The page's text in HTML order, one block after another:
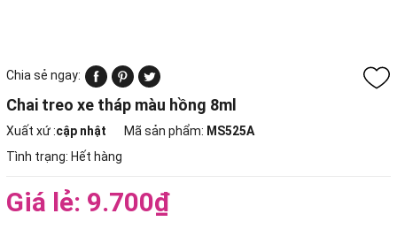
Chia sẻ ngay:
Chai treo xe tháp màu hồng 8ml
Xuất xứ :cập nhật Mã sản phẩm: MS525A
Tình trạng: Hết hàng
Giá lẻ: 9.700₫